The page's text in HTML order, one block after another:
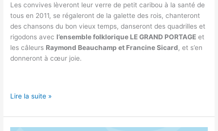
Les convives lèveront leur verre de petit caribou à la santé de
tous en 2011, se régaleront de la galette des rois, chanteront
des chansons du bon vieux temps, danseront des quadrilles et
rigodons avec l’ensemble folklorique LE GRAND PORTAGE et
les câleurs Raymond Beauchamp et Francine Sicard, et s’en
donneront à cœur joie.
Lire la suite »